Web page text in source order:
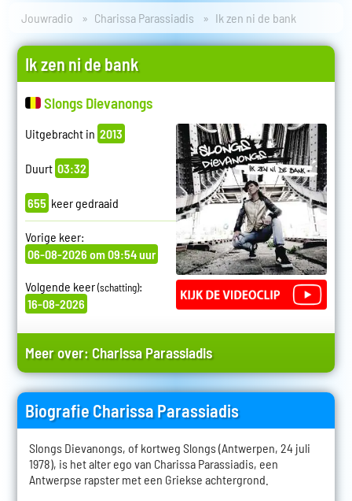
Jouwradio Charissa Parassiadis Ik zen ni de bank
Ik zen ni de bank
Slongs Dievanongs
Uitgebracht in 2013
Duurt 03:32
655 keer gedraaid
Vorige keer:
06-08-2026 om 09:54 uur
Volgende keer(schatting):
16-08-2026
Meer over: Charissa Parassiadis
Biografie Charissa Parassiadis
Slongs Dievanongs, of kortweg Slongs (Antwerpen, 24 juli
1978), is het alter ego van Charissa Parassiadis, een
Antwerpse rapster met een Griekse achtergrond.